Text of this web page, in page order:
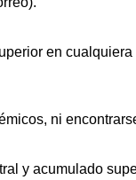
en
ni
y acumulado